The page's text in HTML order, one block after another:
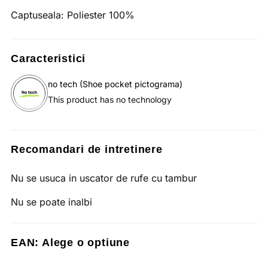
Captuseala: Poliester 100%
Caracteristici
no tech (Shoe pocket pictograma)
This product has no technology
Recomandari de intretinere
Nu se usuca in uscator de rufe cu tambur
Nu se poate inalbi
EAN: Alege o optiune